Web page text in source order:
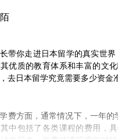
其他留学生一起住，既能省
的乐趣。 留学日本，虽然费
下，完全可以实现经济独立。
的经历和建议，能帮助你更顺
能对准备赴日留学的你有所
！
活费用也是大家需要考虑的。
大致在8万到15万日元之间
通、娱乐等日常开支。如果
心区域。 对于住宿，留学生通
万日元到8万日元不等，地点
饮食方面，自己做饭会显著降
方面非常有效。
能需要额外的费用，比如艺术
料或设备，这部分支出也不
带你走进日本留学的真实世
优质的教育体系和丰富的文
去日本留学究竟需要多少资金
费方面，通常情况下，一年的
中包括了各类课程的费用，